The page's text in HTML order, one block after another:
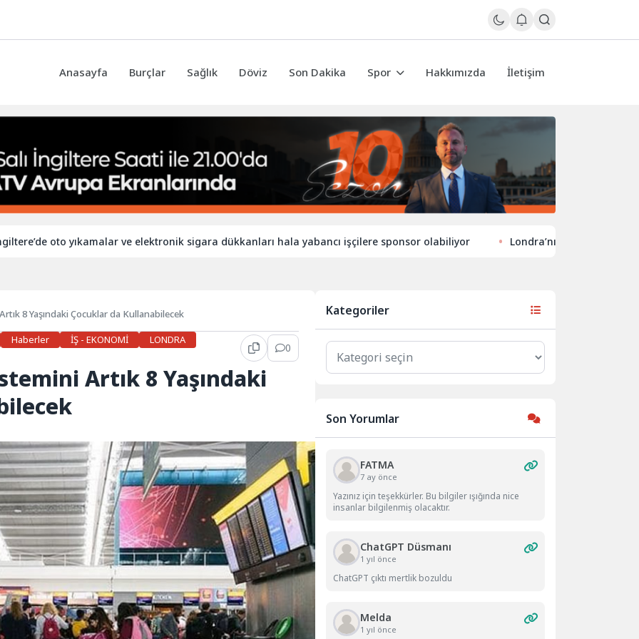
Anasayfa Burçlar Sağlık Döviz Son Dakika Spor Hakkımızda İletişim
yıkamalar ve elektronik sigara dükkanları hala yabancı işçilere sponsor olabiliyor Londra’nın eğlence hayatında yeni
8 Yaşındaki Çocuklar da Kullanabilecek
Haberler İŞ - EKONOMİ
LONDRA
0
Artık 8 Yaşındaki
Kategoriler
Kategoriler
Son Yorumlar
FATMA
7 ay önce
Yazınız için teşekkürler. Bu bilgiler ışığında nice
insanlar bilgilenmiş olacaktır.
ChatGPT Düsmanı
1 yıl önce
ChatGPT çıktı mertlik bozuldu
Melda
1 yıl önce